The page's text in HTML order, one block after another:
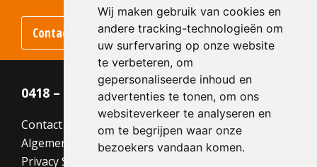
Wij maken gebruik van cookies en
andere tracking-technologieën om
uw surfervaring op onze website
te verbeteren, om
gepersonaliseerde inhoud en
advertenties te tonen, om ons
websiteverkeer te analyseren en
om te begrijpen waar onze
bezoekers vandaan komen.
Contact opnemen
0418 – 55 22 21
Contact
Algemene voorwaarden
Privacy Statement